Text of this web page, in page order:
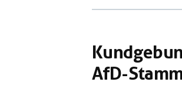
„Initiative für
AfD-